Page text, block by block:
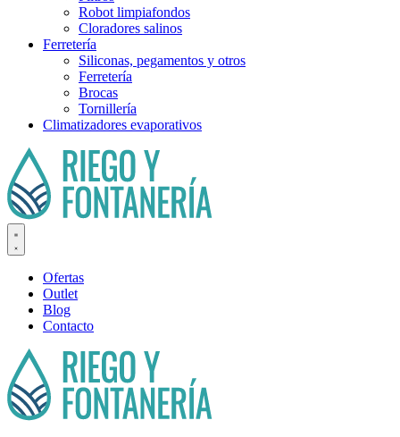
Robot limpiafondos
Cloradores salinos
Ferretería
Siliconas, pegamentos y otros
Ferretería
Brocas
Tornillería
Climatizadores evaporativos
Ofertas
Outlet
Blog
Contacto